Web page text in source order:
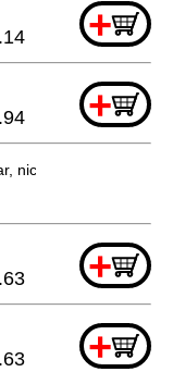
+
+
nicht bestellbar
+
+